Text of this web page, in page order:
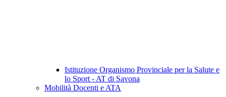
Istituzione Organismo Provinciale per la Salute e
lo Sport - AT di Savona
Mobilità Docenti e ATA